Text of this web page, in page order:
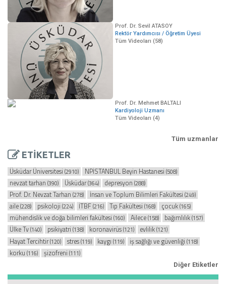
Prof. Dr. Sevil ATASOY
Rektör Yardımcısı / Öğretim Üyesi
Tüm Videoları (58)
Prof. Dr. Mehmet BALTALI
Kardiyoloji Uzmanı
Tüm Videoları (4)
Tüm uzmanlar
ETİKETLER
Üsküdar Üniversitesi(2910) NPİSTANBUL Beyin Hastanesi (508)
nevzat tarhan(390) Üsküdar(364) depresyon (288)
Prof. Dr. Nevzat Tarhan(278) İnsan ve Toplum Bilimleri Fakültesi (249)
aile(228) psikoloji (224) İTBF(216) Tıp Fakültesi(168) çocuk(165)
mühendislik ve doğa bilimleri fakültesi(160) Ailece(158) bağımlılık(157)
Ülke Tv(140) psikiyatri (138) koronavirüs(121) evlilik(121)
Hayat Tercihtir(120) stres(119) kaygı (119) iş sağlığı ve güvenliği(118)
korku(116) şizofreni (111)
Diğer Etiketler